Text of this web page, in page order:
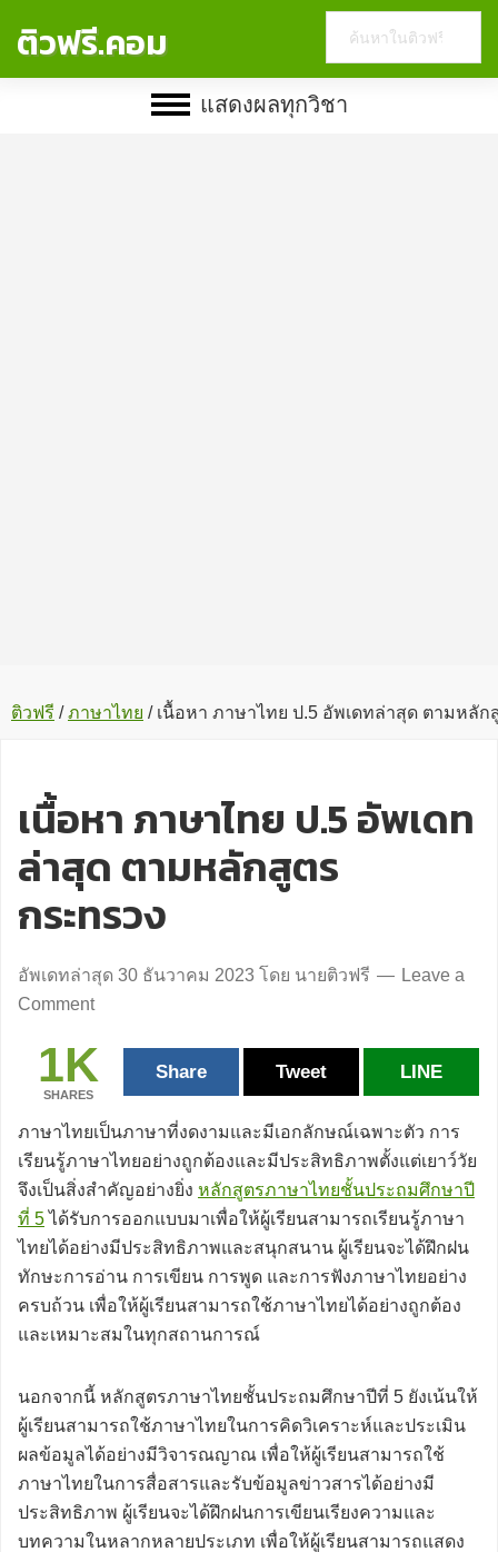
ติวฟรี.คอม
website
แสดงผลทุกวิชา
ติวฟรี / ภาษาไทย /เนื้อหา ภาษาไทย ป.5 อัพเดทล่าสุด ตามหลัก
เนื้อหา ภาษาไทย ป.5 อัพเดท
ล่าสุด ตามหลักสูตร
กระทรวง
อัพเดทล่าสุด 30 ธันวาคม 2023 โดย นายติวฟรี
Leave a
Comment
1K
SHARES
Share Tweet LINE
ภาษาไทยเป็นภาษาที่งดงามและมีเอกลักษณ์เฉพาะตัว การ
เรียนรู้ภาษาไทยอย่างถูกต้องและมีประสิทธิภาพตั้งแต่เยาว์วัย
จึงเป็นสิ่งสำคัญอย่างยิ่ง หลักสูตรภาษาไทยชั้นประถมศึกษาปี
ที่ 5ได้รับการออกแบบมาเพื่อให้ผู้เรียนสามารถเรียนรู้ภาษา
ไทยได้อย่างมีประสิทธิภาพและสนุกสนาน ผู้เรียนจะได้ฝึกฝน
ทักษะการอ่าน การเขียน การพูด และการฟังภาษาไทยอย่าง
ครบถ้วน เพื่อให้ผู้เรียนสามารถใช้ภาษาไทยได้อย่างถูกต้อง
และเหมาะสมในทุกสถานการณ์
นอกจากนี้ หลักสูตรภาษาไทยชั้นประถมศึกษาปีที่ 5 ยังเน้นให้
ผู้เรียนสามารถใช้ภาษาไทยในการคิดวิเคราะห์และประเมิน
ผลข้อมูลได้อย่างมีวิจารณญาณ เพื่อให้ผู้เรียนสามารถใช้
ภาษาไทยในการสื่อสารและรับข้อมูลข่าวสารได้อย่างมี
ประสิทธิภาพ ผู้เรียนจะได้ฝึกฝนการเขียนเรียงความและ
บทความในหลากหลายประเภท เพื่อให้ผู้เรียนสามารถแสดง